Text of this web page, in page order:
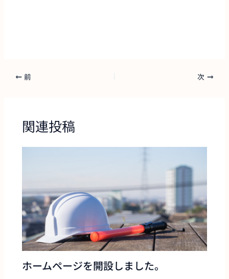
前 次
関連投稿
ホームページを開設しました。